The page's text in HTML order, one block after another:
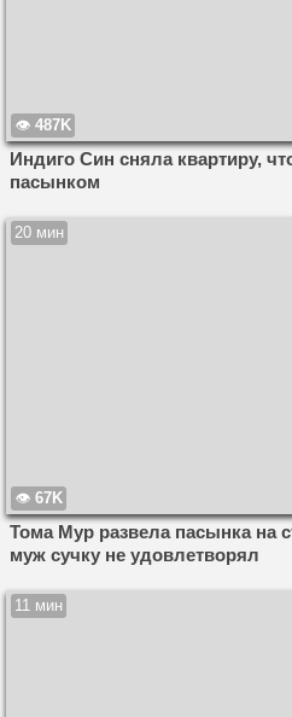
487K
Индиго Син сняла квартиру,
пасынком
20 мин
67K
Тома Мур развела пасынка на
муж сучку не удовлетворял
11 мин